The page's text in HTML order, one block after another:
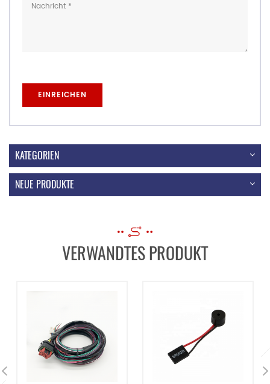
KATEGORIEN
NEUE PRODUKTE
VERWANDTES PRODUKT